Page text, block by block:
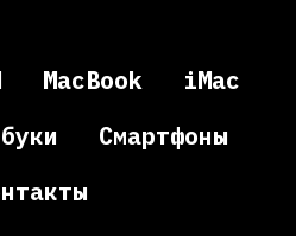
MacBook
iMac
Смартфоны